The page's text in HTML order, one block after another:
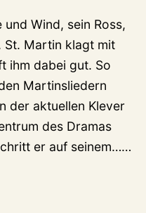
Wind, sein Ross,
St. Martin klagt mit
ihm dabei gut. So
Martinsliedern
der aktuellen Klever
des Dramas
er auf seinem……